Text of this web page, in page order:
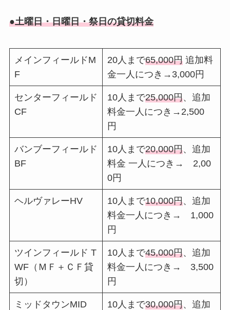
●土曜日・日曜日・祭日の貸切料金
メインフィールドM
F
20人まで65,000円追加料
金一人につき→3,000円
センターフィールド
CF
10人まで25,000円、追加
料金一人につき→2,500
円
バンブーフィールド
BF
10人まで20,000円、追加
料金 一人につき→ 2,00
0円
ヘルヴァレーHV 10人まで10,000円、追加
料金一人につき→ 1,000
円
ツインフィールド T
WF（ＭＦ＋ＣＦ貸
切）
10人まで45,000円、追加
料金一人につき→ 3,500
円
ミッドタウンMID 10人まで30,000円、追加